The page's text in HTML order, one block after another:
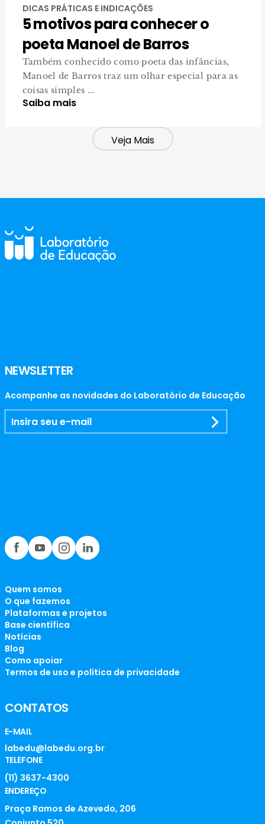
DICAS PRÁTICAS E INDICAÇÕES
5 motivos para conhecer o
poeta Manoel de Barros
Também conhecido como poeta das infâncias,
Manoel de Barros traz um olhar especial para as
coisas simples ...
Saiba mais
Veja Mais
NEWSLETTER
Acompanhe as novidades do Laboratório de Educação
Quem somos
O que fazemos
Plataformas e projetos
Base científica
Notícias
Blog
Como apoiar
Termos de uso e política de privacidade
CONTATOS
E-MAIL
labedu@labedu.org.br
TELEFONE
(11) 3637-4300
ENDEREÇO
Praça Ramos de Azevedo, 206